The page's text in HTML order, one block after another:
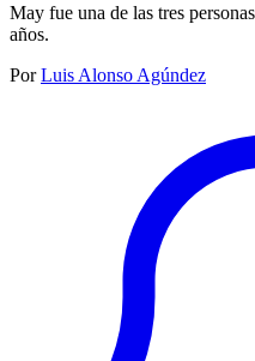
May fue una de las tres
años.
Por Luis Alonso Agúndez